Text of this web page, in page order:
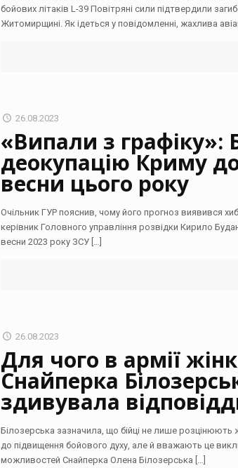
бойових літаків L-39 Повітряні сили підтвердили
Житомирщині. Як ідеться у повідомленні, жахлива
26.08.2023
«Випали з графіку»:
деокупацію Криму
весни цього року
Очільник ГУР пояснив, чому його прогноз виявився
керівник Головного управління розвідки Кирило
весни 2023 року ЗСУ […]
26.08.2023
Для чого в армії
Снайперка
здивувала
Білозерська зазначила, що бійці не лише розцінюють
до підвищення бойового духу, але й вважають це
можливостей Снайперка Олена Білозерська […]